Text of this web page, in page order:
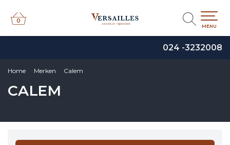
024 -3232008
0
0
MENU
Home Merken Calem
CALEM